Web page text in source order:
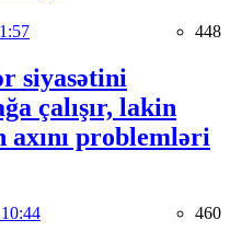
448
siyasətini
çalışır, lakin
axını problemləri
460